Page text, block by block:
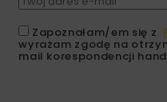
Zapoznałam/em się z
wyrażam zgodę na
mail korespondencji